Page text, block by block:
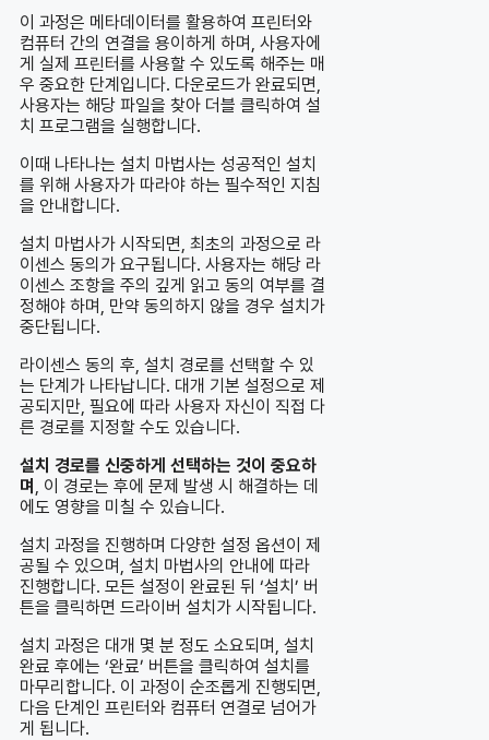
이 과정은 메타데이터를 활용하여 프린터와
컴퓨터 간의 연결을 용이하게 하며, 사용자에
게 실제 프린터를 사용할 수 있도록 해주는 매
우 중요한 단계입니다. 다운로드가 완료되면,
사용자는 해당 파일을 찾아 더블 클릭하여 설
치 프로그램을 실행합니다.
이때 나타나는 설치 마법사는 성공적인 설치
를 위해 사용자가 따라야 하는 필수적인 지침
을 안내합니다.
설치 마법사가 시작되면, 최초의 과정으로 라
이센스 동의가 요구됩니다. 사용자는 해당 라
이센스 조항을 주의 깊게 읽고 동의 여부를 결
정해야 하며, 만약 동의하지 않을 경우 설치가
중단됩니다.
라이센스 동의 후, 설치 경로를 선택할 수 있
는 단계가 나타납니다. 대개 기본 설정으로 제
공되지만, 필요에 따라 사용자 자신이 직접 다
른 경로를 지정할 수도 있습니다.
설치 경로를 신중하게 선택하는 것이 중요하
며 , 이 경로는 후에 문제 발생 시 해결하는 데
에도 영향을 미칠 수 있습니다.
설치 과정을 진행하며 다양한 설정 옵션이 제
공될 수 있으며, 설치 마법사의 안내에 따라
진행합니다. 모든 설정이 완료된 뒤 ‘설치’ 버
튼을 클릭하면 드라이버 설치가 시작됩니다.
설치 과정은 대개 몇 분 정도 소요되며, 설치
완료 후에는 ‘완료’ 버튼을 클릭하여 설치를
마무리합니다. 이 과정이 순조롭게 진행되면,
다음 단계인 프린터와 컴퓨터 연결로 넘어가
게 됩니다.